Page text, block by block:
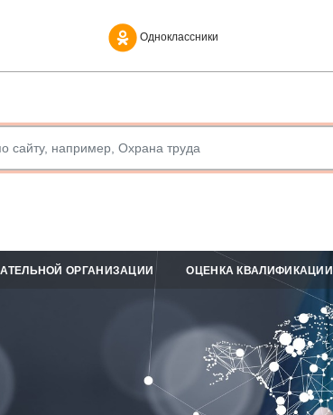
Одноклассники
ОРГАНИЗАЦИИ ОЦЕНКА КВАЛИФИКАЦИИ